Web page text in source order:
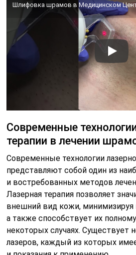
Шлифовка шрамов в Медицинском
Современные
терапии в лечении
Современные технологии
представляют собой один из
и востребованных методов
Лазерная терапия позволяет
внешний вид кожи,
а также способствует их
некоторых случаях. Существует
лазеров, каждый из которых